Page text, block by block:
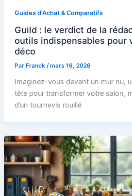
Guides d'Achat & Comparatifs
Guild : le verdict de la
outils indispensables pour
déco
Par Franck /mars 16, 2026
Imaginez-vous devant un mur nu,
tête pour transformer votre salon,
d’un tournevis rouillé